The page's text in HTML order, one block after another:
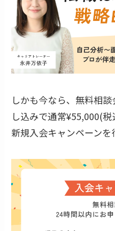
しかも今なら、無料相
し込みで通常¥55,000(
新規入会キャンペーンを